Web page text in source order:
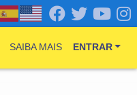
SAIBA MAIS ENTRAR